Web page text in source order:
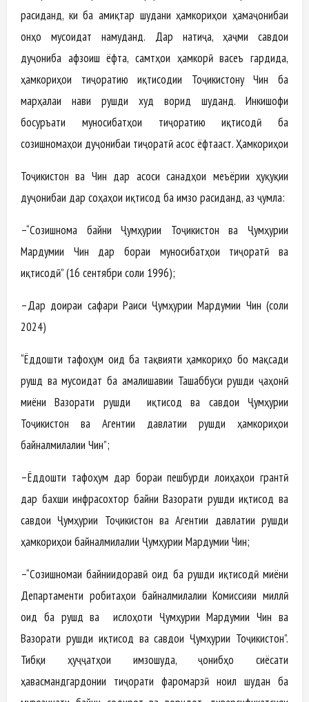
расиданд, ки ба амиқтар шудани ҳамкориҳои ҳамаҷонибаи
онҳо мусоидат намуданд. Дар натиҷа, ҳаҷми савдои
дуҷониба афзоиш ёфта, самтҳои ҳамкорӣ васеъ гардида,
ҳамкориҳои тиҷоратию иқтисодии Тоҷикистону Чин ба
марҳалаи нави рушди худ ворид шуданд. Инкишофи
босуръати муносибатҳои тиҷоратию иқтисодӣ ба
созишномаҳои дуҷонибаи тиҷоратӣ асос ёфтааст. Ҳамкориҳои
Тоҷикистон ва Чин дар асоси санадҳои меъёрии ҳуқуқии
дуҷонибаи дар соҳаҳои иқтисод ба имзо расиданд, аз ҷумла:
–“Созишнома байни Ҷумҳурии Тоҷикистон ва Ҷумҳурии
Мардумии Чин дар бораи муносибатҳои тиҷоратӣ ва
иқтисодӣ” (16 сентябри соли 1996);
–Дар доираи сафари Раиси Ҷумҳурии Мардумии Чин (соли
2024)
“Ёддошти тафоҳум оид ба тақвияти ҳамкориҳо бо мақсади
рушд ва мусоидат ба амалишавии Ташаббуси рушди ҷаҳонӣ
миёни Вазорати рушди иқтисод ва савдои Ҷумҳурии
Тоҷикистон ва Агентии давлатии рушди ҳамкориҳои
байналмилалии Чин”;
–Ёддошти тафоҳум дар бораи пешбурди лоиҳаҳои грантӣ
дар бахши инфрасохтор байни Вазорати рушди иқтисод ва
савдои Ҷумҳурии Тоҷикистон ва Агентии давлатии рушди
ҳамкориҳои байналмилалии Ҷумҳурии Мардумии Чин;
–“Созишномаи байниидоравӣ оид ба рушди иқтисодӣ миёни
Департаменти робитаҳои байналмилалии Комиссияи миллӣ
оид ба рушд ва ислоҳоти Ҷумҳурии Мардумии Чин ва
Вазорати рушди иқтисод ва савдои Ҷумҳурии Тоҷикистон”.
Тибқи ҳуҷҷатҳои имзошуда, ҷонибҳо сиёсати
ҳавасмандгардонии тиҷорати фаромарзӣ ноил шудан ба